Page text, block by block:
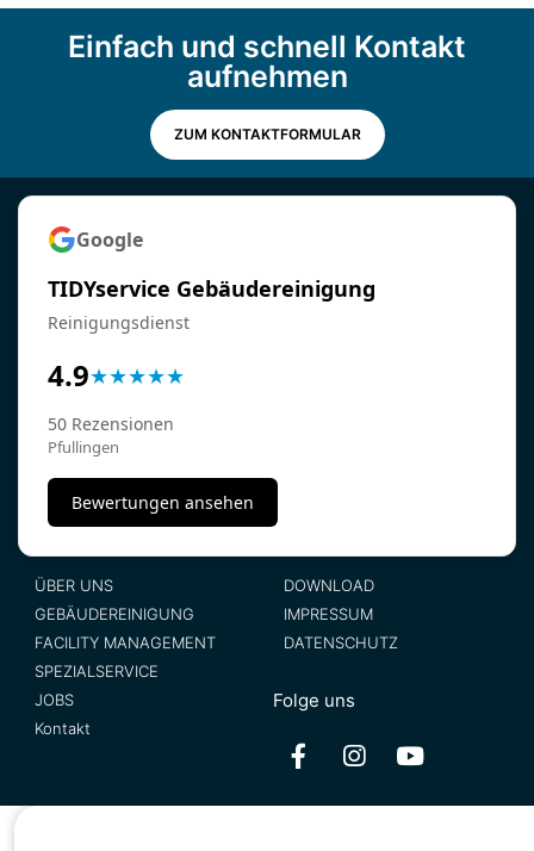
Einfach und schnell Kontakt
aufnehmen
ZUM KONTAKTFORMULAR
Google
TIDYservice Gebäudereinigung
Reinigungsdienst
4.9★★★★★
50 Rezensionen
Pfullingen
Bewertungen ansehen
ÜBER UNS
GEBÄUDEREINIGUNG
FACILITY MANAGEMENT
SPEZIALSERVICE
JOBS
Kontakt
DOWNLOAD
IMPRESSUM
DATENSCHUTZ
Folge uns